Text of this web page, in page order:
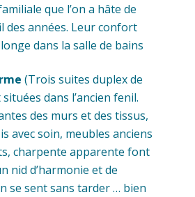
que l’on a hâte de
des années. Leur confort
dans la salle de bains
(Trois suites duplex de
dans l’ancien fenil.
des murs et des tissus,
avec soin, meubles anciens
charpente apparente font
nid d’harmonie et de
se sent sans tarder … bien